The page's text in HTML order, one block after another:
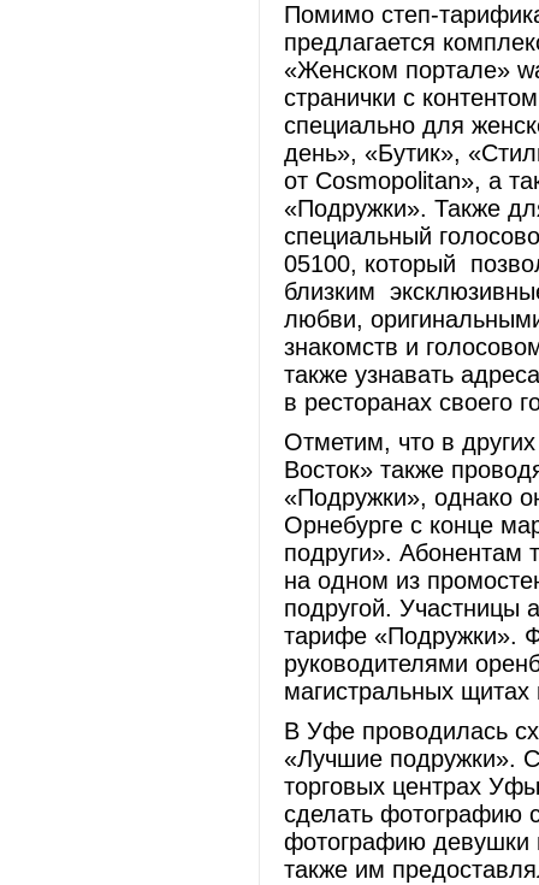
Помимо степ-
предлагается
«Женском портале»
странички с
специально для
день», «Бутик»,
от Cosmopolitan», а
«Подружки». Также
специальный
05100, который
близким
любви,
знакомств и
также узнавать
в ресторанах своего
Отметим, что в
Восток» также
«Подружки», однако
Орнебурге с конце
подруги». Абонентам
на одном из
подругой. Участницы
тарифе «Подружки».
руководителями
магистральных щитах
В Уфе проводилась
«Лучшие подружки».
торговых центрах
сделать фотографию
фотографию
также им